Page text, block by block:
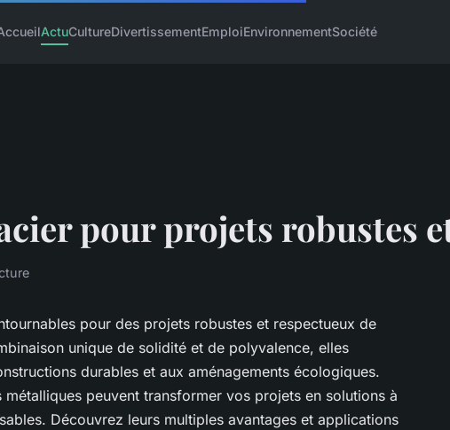
ActuCultureDivertissementEmploiEnvironnementSociété
pour projets robustes
pour des projets robustes et respectueux de
unique de solidité et de polyvalence, elles
durables et aux aménagements écologiques.
peuvent transformer vos projets en solutions à
Découvrez leurs multiples avantages et applications